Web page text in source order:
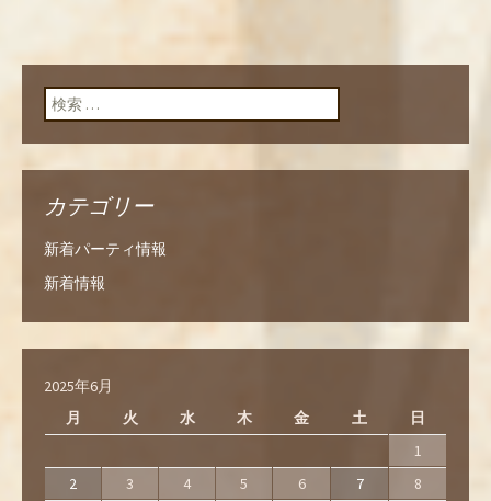
検索:
カテゴリー
新着パーティ情報
新着情報
2025年6月
月
火 水 木 金 土
日
1
2
3 4 5 6 7 8